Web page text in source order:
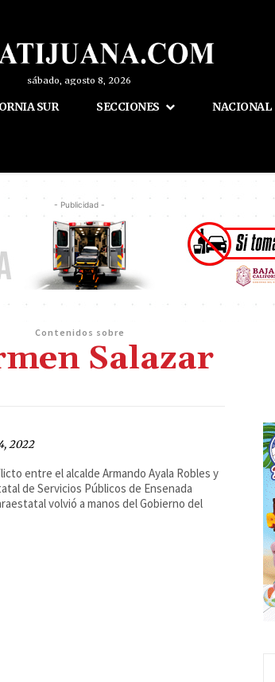
sábado, agosto 8, 2026
SUR SECCIONES NACIONAL
- Publicidad -
Contenidos sobre
Salazar
2022
entre el alcalde Armando Ayala Robles y
de Servicios Públicos de Ensenada
volvió a manos del Gobierno del